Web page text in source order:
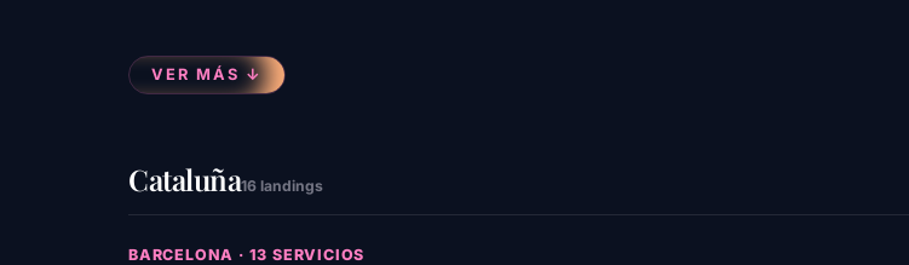
VER MÁS ↓
Cataluña16 landings
BARCELONA · 13 SERVICIOS